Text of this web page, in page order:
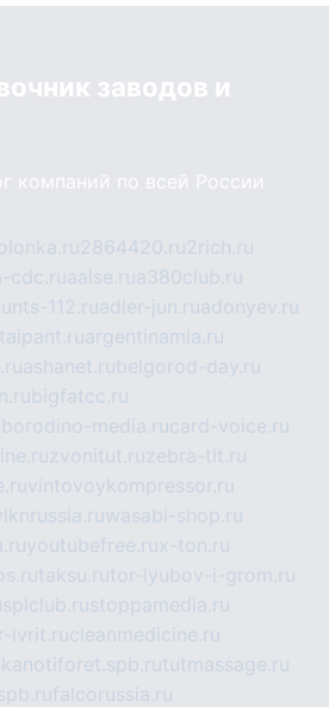
заводов и
компаний по всей России
2864420.ru2rich.ru
cdc.ruaalse.rua380club.ru
112.ruadler-jun.ruadonyev.ru
argentinamia.ru
ashanet.rubelgorod-day.ru
bigfatcc.ru
borodino-media.rucard-voice.ru
zvonitut.ruzebra-tlt.ru
vintovoykompressor.ru
wasabi-shop.ru
youtubefree.rux-ton.ru
taksu.rutor-lyubov-i-grom.ru
splclub.rustoppamedia.ru
ivrit.rucleanmedicine.ru
kanotiforet.spb.rututmassage.ru
falcorussia.ru